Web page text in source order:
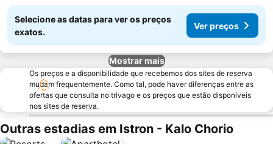
Selecione as datas para ver os preços
exatos.
Ver preços
Mostrar mais
Os preços e a disponibilidade que recebemos dos sites de reserva
mudam frequentemente. Como tal, pode haver diferenças entre as
ofertas que consulta no trivago e os preços que estão disponíveis
nos sites de reserva.
Outras estadias em Istron - Kalo Chorio